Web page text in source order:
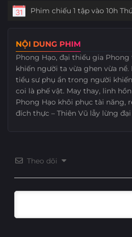
Tập 2 Tập 1
Phim chiếu 1 tập vào 10h
NỘI DUNG PHIM
Phong Hạo, đại thiếu gia
khiến người ta vừa ghen vừa
tiểu sư phụ ẩn trong người
coi là phế vật. May thay, linh
Phong Hạo khôi phục tài năng,
đích thực – Thiên Vũ lẫy lừng đại
Theo dõi